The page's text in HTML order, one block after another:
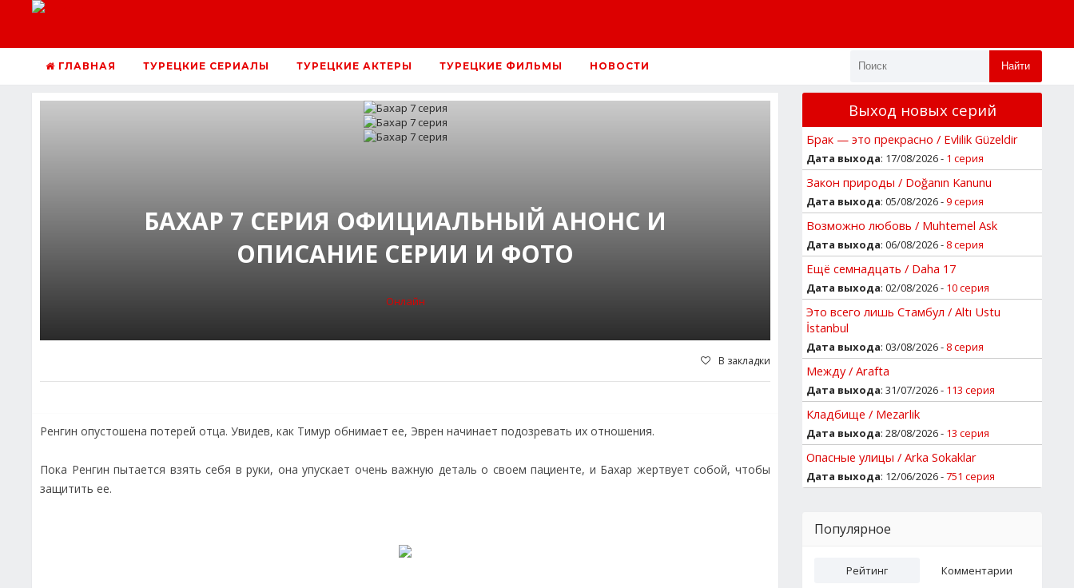
ГЛАВНАЯ ТУРЕЦКИЕ СЕРИАЛЫ ТУРЕЦКИЕ АКТЕРЫ ТУРЕЦКИЕ ФИЛЬМЫ НОВОСТИ Найти
БАХАР 7 СЕРИЯ ОФИЦИАЛЬНЫЙ АНОНС И
ОПИСАНИЕ СЕРИИ И ФОТО
Онлайн
В закладки
Ренгин опустошена потерей отца. Увидев, как Тимур обнимает ее, Эврен начинает подозревать их отношения.
Пока Ренгин пытается взять себя в руки, она упускает очень важную деталь о своем пациенте, и Бахар жертвует собой, чтобы
защитить ее.
Выход новых серий
Брак — это прекрасно / Evlilik Güzeldir
Дата выхода: 17/08/2026 - 1 серия
Закон природы / Doğanın Kanunu
Дата выхода: 05/08/2026 -9 серия
Возможно любовь / Muhtemel Ask
Дата выхода: 06/08/2026 - 8 серия
Ещё семнадцать / Daha 17
Дата выхода: 02/08/2026 - 10 серия
Это всего лишь Стамбул / Altı Ustu
İstanbul
Дата выхода: 03/08/2026 - 8 серия
Между / Arafta
Дата выхода: 31/07/2026 - 113 серия
Кладбище / Mezarlik
Дата выхода: 28/08/2026 - 13 серия
Опасные улицы / Arka Sokaklar
Дата выхода: 12/06/2026 -751 серия
Популярное
Рейтинг Комментарии